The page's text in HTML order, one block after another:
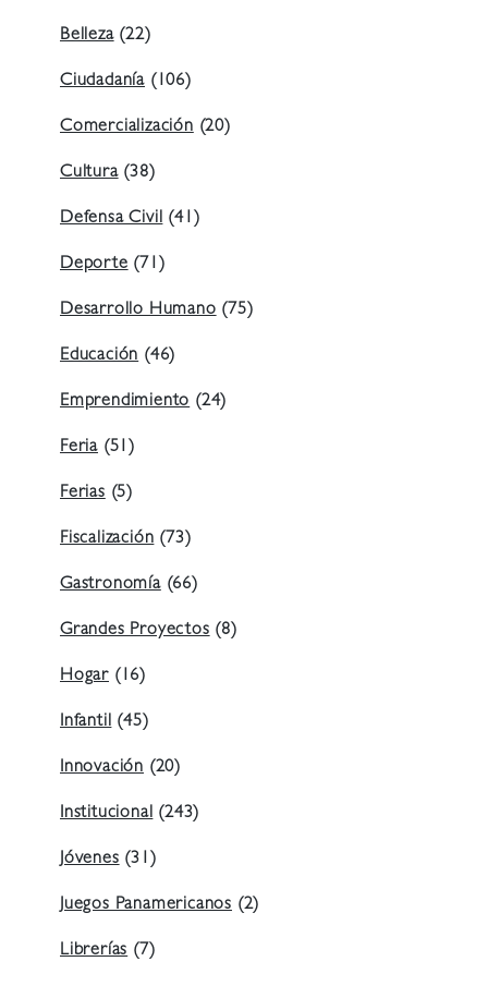
Belleza(22)
Ciudadanía (106)
Comercialización (20)
Cultura(38)
Defensa Civil (41)
Deporte (71)
Desarrollo Humano (75)
Educación (46)
Emprendimiento (24)
Feria (51)
Ferias (5)
Fiscalización (73)
Gastronomía(66)
Grandes Proyectos (8)
Hogar (16)
Infantil (45)
Innovación (20)
Institucional (243)
Jóvenes (31)
Juegos Panamericanos (2)
Librerías (7)